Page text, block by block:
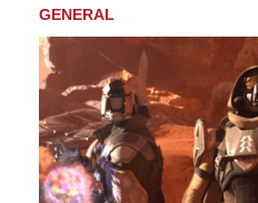
GENERAL